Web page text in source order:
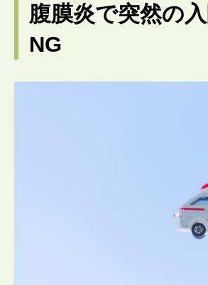
腹膜炎で突然の
NG